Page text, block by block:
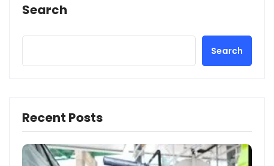
Search
Search
Recent Posts